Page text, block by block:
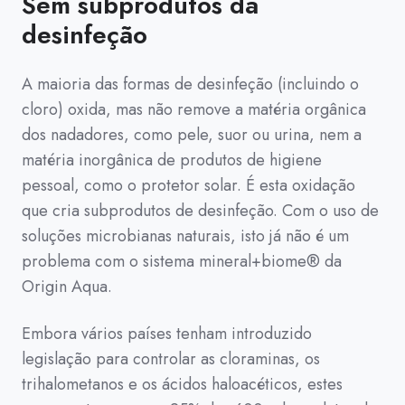
de dois terços da energia utilizada para produzir
aço! (6,3 kWh por kg). Assim, a energia
«incorporada» numa piscina residencial pode
também equivaler ao mesmo consumo de energia
de um agregado familiar no Reino Unido
(assumindo níveis de cloro de 2 ppm durante 180
dias).
e da sua utilização.
terços da população mundial poderão enfrentar
escassez de água até 2025.
Ao mesmo tempo, a Universidade Griffith, em
Brisbane, descobriu que uma piscina pública de 50
m pode desperdiçar 1,6 milhões de litros de água
por ano. Partindo do princípio de que existem
piscinas públicas de 9 m x 25 m em todo o mundo,
isso equivale a 7 200 000 000 000 de litros de
água desperdiçados anualmente pelas piscinas
públicas.
desinfeção
A maioria das formas de desinfeção (incluindo o
cloro) oxida, mas não remove a matéria orgânica
dos nadadores, como pele, suor ou urina, nem a
matéria inorgânica de produtos de higiene
pessoal, como o protetor solar. É esta oxidação
que cria subprodutos de desinfeção. Com o uso de
soluções microbianas naturais, isto já não é um
problema com o sistema mineral+biome® da
Origin Aqua.
Embora vários países tenham introduzido
legislação para controlar as cloraminas, os
trihalometanos e os ácidos haloacéticos, estes